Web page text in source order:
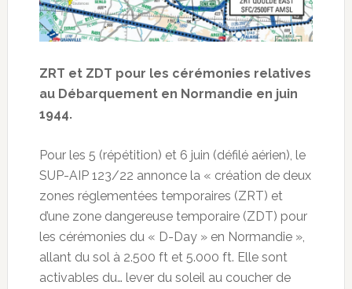
ZRT et ZDT pour les cérémonies relatives
au Débarquement en Normandie en juin
1944.
Pour les 5 (répétition) et 6 juin (défilé aérien), le
SUP-AIP 123/22 annonce la « création de deux
zones réglementées temporaires (ZRT) et
d’une zone dangereuse temporaire (ZDT) pour
les cérémonies du « D-Day » en Normandie »,
allant du sol à 2.500 ft et 5.000 ft. Elle sont
activables du… lever du soleil au coucher de